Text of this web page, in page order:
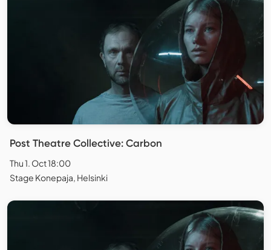
Post Theatre Collective: Carbon
Thu 1. Oct 18:00
Stage Konepaja, Helsinki